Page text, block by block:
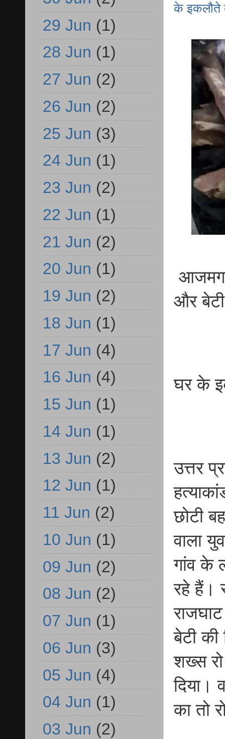
के इकलौते
और
घर के
उत्तर
छोटी
वाला
गांव के
रहे हैं।
बेटी
शख्स
दिया।
का तो
29 Jun (1)
28 Jun (1)
27 Jun (2)
26 Jun (2)
25 Jun (3)
24 Jun (1)
23 Jun (2)
22 Jun (1)
21 Jun (2)
20 Jun (1)
19 Jun (2)
18 Jun (1)
17 Jun (4)
16 Jun (4)
15 Jun (1)
14 Jun (1)
13 Jun (2)
12 Jun (1)
11 Jun (2)
10 Jun (1)
09 Jun (2)
08 Jun (2)
07 Jun (1)
06 Jun (3)
05 Jun (4)
04 Jun (1)
03 Jun (2)